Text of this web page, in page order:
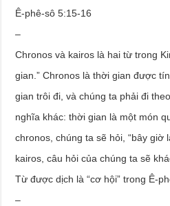
Ê-phê-sô 5:15-16
–
Chronos và kairos là hai từ trong
gian.” Chronos là thời gian được
gian trôi đi, và chúng ta phải đi
nghĩa khác: thời gian là một món
chronos, chúng ta sẽ hỏi, “bây giờ
kairos, câu hỏi của chúng ta sẽ
Từ được dịch là “cơ hội” trong Ê-
–